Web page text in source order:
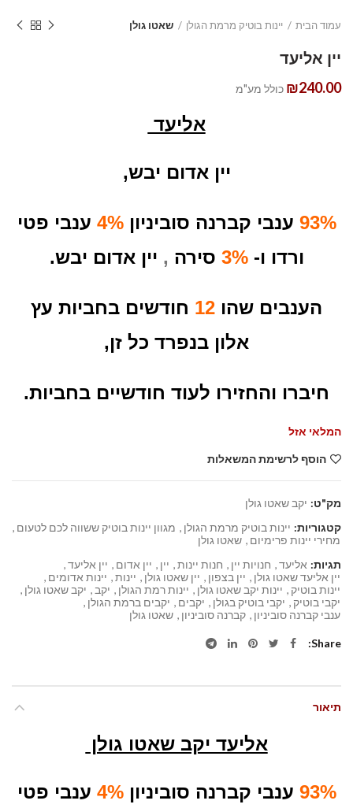
עמוד הבית יינות בוטיק מרמת הגולן שאטו גולן
יין אליעד
₪240.00 כולל מע"מ
אליעד
יין אדום יבש,
93% ענבי קברנה סוביניון4% ענבי פטי
ורדו ו-3% סירה , יין אדום יבש.
הענבים שהו 12 חודשים בחביות עץ
אלון בנפרד כל זן,
חיברו והחזירו לעוד חודשיים בחביות.
המלאי אזל
הוסף לרשימת המשאלות
מק"ט: יקב שאטו גולן
קטגוריות: יינות בוטיק מרמת הגולן , מגוון יינות בוטיק ששווה לכם לטעום ,
מחירי יינות פרימיום , שאטו גולן
תגיות: אליעד, חנויות יין , חנות יינות, יין , יין אדום , יין אליעד,
יין אליעד שאטו גולן , יין בצפון , יין שאטו גולן , יינות, יינות אדומים ,
יינות בוטיק , יינות יקב שאטו גולן , יינות רמת הגולן , יקב , יקב שאטו גולן ,
יקבי בוטיק , יקבי בוטיק בגולן , יקבים , יקבים ברמת הגולן ,
ענבי קברנה סוביניון , קברנה סוביניון , שאטו גולן
Share
תיאור
אליעד יקב שאטו גולן
93% ענבי קברנה סוביניון4% ענבי פטי